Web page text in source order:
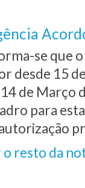
se que
desde 15
de Março
para
o resto da